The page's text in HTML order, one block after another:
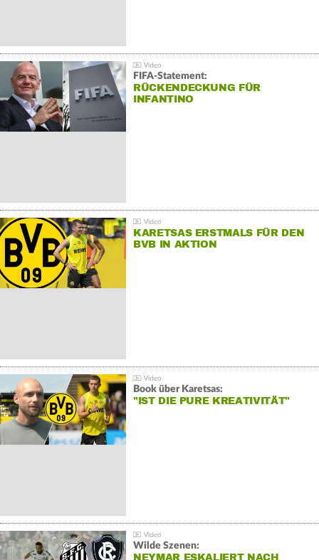
FIFA-Statement:
RÜCKENDECKUNG FÜR
INFANTINO
KARETSAS ERSTMALS FÜR DEN
BVB IN AKTION
Book über Karetsas:
"IST DIE PURE KREATIVITÄT"
Wilde Szenen: